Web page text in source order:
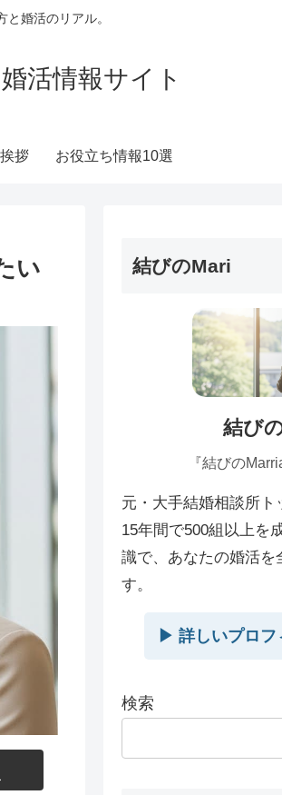
婚活のリアル。
活情報サイト
拶 お役立ち情報10選
い
結びのMari
結び
『結びの
元・大手結婚相談所ト
15年間で500組以上を
識で、あなたの婚活を
す。
▶︎ 詳しいプロフ
検索